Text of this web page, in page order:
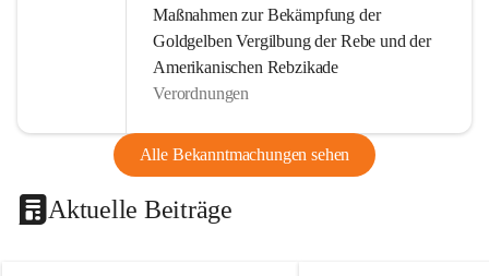
Maßnahmen zur Bekämpfung der
Goldgelben Vergilbung der Rebe und der
Amerikanischen Rebzikade
Verordnungen
Alle Bekanntmachungen sehen
Aktuelle Beiträge